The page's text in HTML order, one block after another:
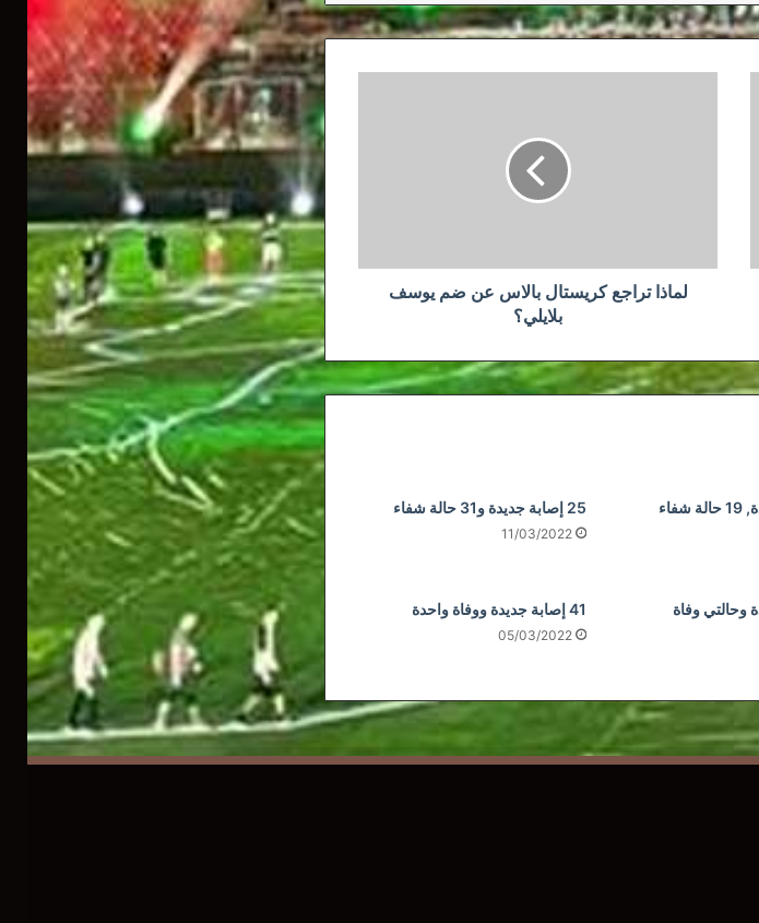
لماذا تراجع كريستال بالاس عن ضم يوسف
بلايلي؟
22 إصابة جديدة, 19 حالة شفاء
25 إصابة جديدة و31 حالة شفاء
11/03/2022
41 إصابة جديدة ووفاة واحدة
05/03/2022